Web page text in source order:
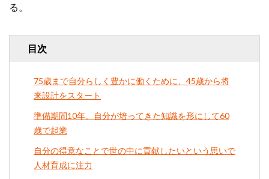
る。
目次
75歳まで自分らしく豊かに働くために、45歳から将
来設計をスタート
準備期間10年。自分が培ってきた知識を形にして60
歳で起業
自分の得意なことで世の中に貢献したいという思いで
人材育成に注力